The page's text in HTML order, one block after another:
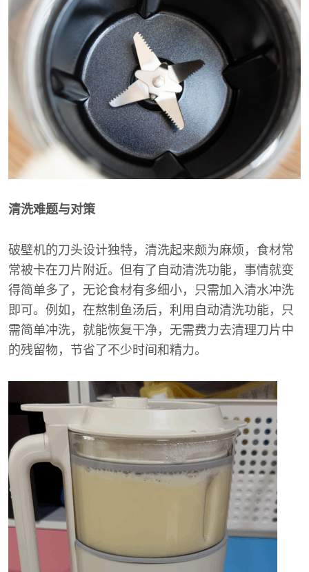
清洗难题与对策
破壁机的刀头设计独特，清洗起来颇为麻烦，食材常
常被卡在刀片附近。但有了自动清洗功能，事情就变
得简单多了，无论食材有多细小，只需加入清水冲洗
即可。例如，在熬制鱼汤后，利用自动清洗功能，只
需简单冲洗，就能恢复干净，无需费力去清理刀片中
的残留物，节省了不少时间和精力。